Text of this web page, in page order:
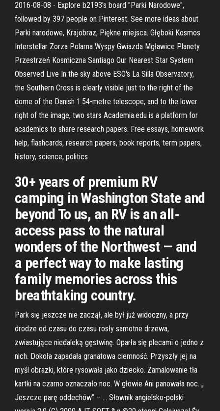
2016-08-08 - Explore b2193's board "Parki Narodowe",
followed by 397 people on Pinterest. See more ideas about
Parki narodowe, Krajobraz, Piękne miejsca. Głęboki Kosmos
Interstellar Zorza Polarna Wyspy Gwiazda Mgławice Planety
Przestrzeń Kosmiczna Santiago Our Nearest Star System
Observed Live In the sky above ESO's La Silla Observatory,
the Southern Cross is clearly visible just to the right of the
dome of the Danish 1.54-metre telescope, and to the lower
right of the image, two stars Academia.edu is a platform for
academics to share research papers. Free essays, homework
help, flashcards, research papers, book reports, term papers,
history, science, politics
30+ years of premium RV
camping in Washington State and
beyond To us, an RV is an all-
access pass to the natural
wonders of the Northwest — and
a perfect way to make lasting
family memories across this
breathtaking country.
Park się jeszcze nie zaczął, ale był już widoczny, a przy
drodze od czasu do czasu rosły samotne drzewa,
zwiastujące niedaleką gęstwinę. Oparła się plecami o jedno z
nich. Dokoła zapadała granatowa ciemność. Przyszły jej na
myśl obrazki, które rysowała jako dziecko. Zamalowanie tła
kartki na czarno oznaczało noc. W głowie Ani panowała noc. „
Jeszcze parę oddechów” – … Słownik angielsko-polski